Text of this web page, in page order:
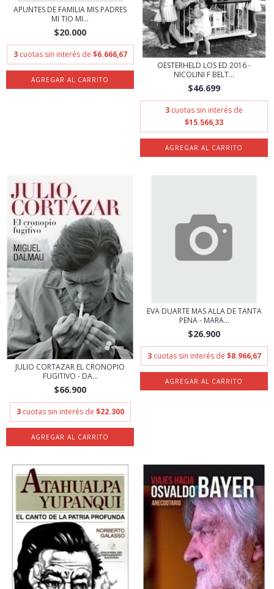
APUNTES DE FAMILIA MIS PADRES
MI TIO MI...
$20.000
3 cuotas sin interés de $6.666,67
OESTERHELD LOS ED 2016 -
NICOLINI F BELT...
$46.699
3 cuotas sin interés de
$15.566,33
JULIO CORTAZAR EL CRONOPIO
FUGITIVO - DA...
$66.900
3 cuotas sin interés de $22.300
EVA DUARTE MAS ALLA DE TANTA
PENA - MARA...
$26.900
3 cuotas sin interés de $8.966,67